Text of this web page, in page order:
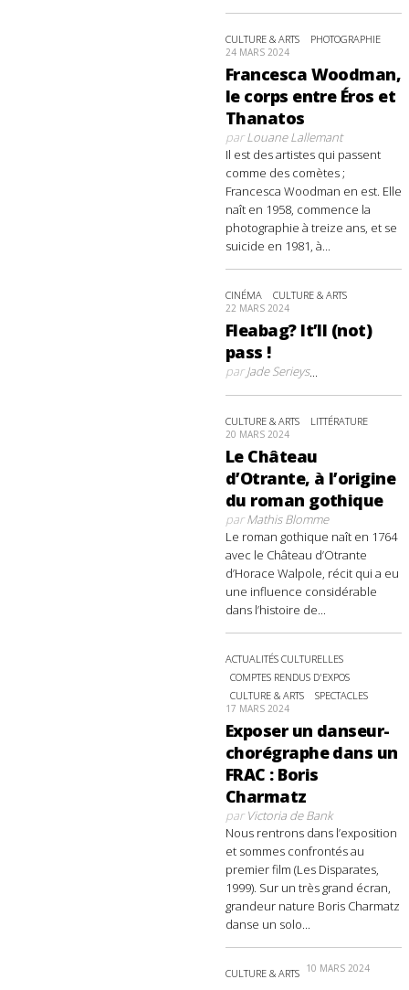
CULTURE & ARTS PHOTOGRAPHIE
24 MARS 2024
Francesca Woodman,
le corps entre Éros et
Thanatos
parLouane Lallemant
Il est des artistes qui passent
comme des comètes ;
Francesca Woodman en est. Elle
naît en 1958, commence la
photographie à treize ans, et se
suicide en 1981, à...
CINÉMA CULTURE & ARTS
22 MARS 2024
Fleabag? It’ll (not)
pass !
parJade Serieys...
CULTURE & ARTS LITTÉRATURE
20 MARS 2024
Le Château
d’Otrante, à l’origine
du roman gothique
parMathis Blomme
Le roman gothique naît en 1764
avec le Château d’Otrante
d’Horace Walpole, récit qui a eu
une influence considérable
dans l’histoire de...
ACTUALITÉS CULTURELLES
COMPTES RENDUS D'EXPOS
CULTURE & ARTS
SPECTACLES
17 MARS 2024
Exposer un danseur-
chorégraphe dans un
FRAC : Boris
Charmatz
parVictoria de Bank
Nous rentrons dans l’exposition
et sommes confrontés au
premier film (Les Disparates,
1999). Sur un très grand écran,
grandeur nature Boris Charmatz
danse un solo...
CULTURE & ARTS 10 MARS 2024